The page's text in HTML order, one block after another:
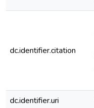
dc.identifier.citation
dc.identifier.uri